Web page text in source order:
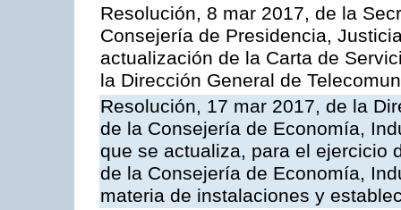
Resolución, 8 mar 2017, de la
Consejería de Presidencia,
actualización de la Carta de
la Dirección General de
Resolución, 17 mar 2017, de la
de la Consejería de Economía,
que se actualiza, para el ejercicio
de la Consejería de Economía,
materia de instalaciones y